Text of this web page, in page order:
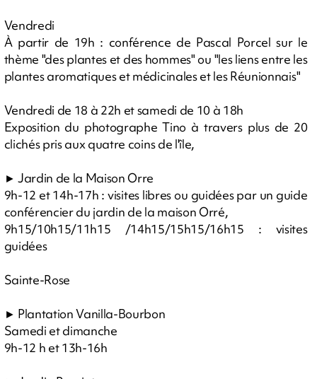
Vendredi
À partir de 19h : conférence de Pascal Porcel sur le
thème "des plantes et des hommes" ou "les liens entre les
plantes aromatiques et médicinales et les Réunionnais"
Vendredi de 18 à 22h et samedi de 10 à 18h
Exposition du photographe Tino à travers plus de 20
clichés pris aux quatre coins de l'île,
► Jardin de la Maison Orre
9h-12 et 14h-17h : visites libres ou guidées par un guide
conférencier du jardin de la maison Orré,
9h15/10h15/11h15 /14h15/15h15/16h15 : visites
guidées
Sainte-Rose
► Plantation Vanilla-Bourbon
Samedi et dimanche
9h-12 h et 13h-16h